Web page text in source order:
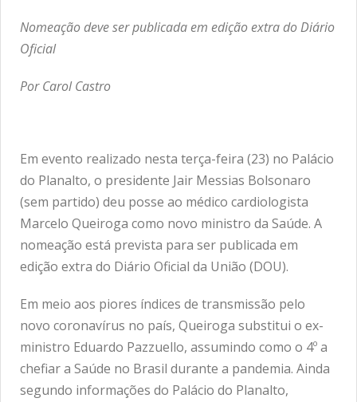
Nomeação deve ser publicada em edição extra do Diário
Oficial
Por Carol Castro
Em evento realizado nesta terça-feira (23) no Palácio
do Planalto, o presidente Jair Messias Bolsonaro
(sem partido) deu posse ao médico cardiologista
Marcelo Queiroga como novo ministro da Saúde. A
nomeação está prevista para ser publicada em
edição extra do Diário Oficial da União (DOU).
Em meio aos piores índices de transmissão pelo
novo coronavírus no país, Queiroga substitui o ex-
ministro Eduardo Pazzuello, assumindo como o 4º a
chefiar a Saúde no Brasil durante a pandemia. Ainda
segundo informações do Palácio do Planalto,